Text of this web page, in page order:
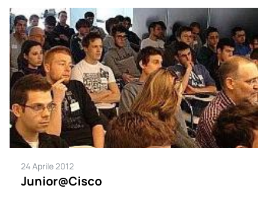
24 Aprile 2012
Junior@Cisco